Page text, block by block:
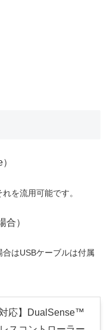
を流用可能です。
合）
はUSBケーブルは付属
対応】DualSense™